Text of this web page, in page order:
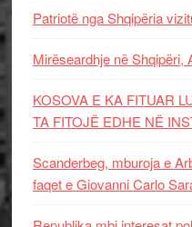
Patriotë nga Shqipëria
Mirëseardhje në Shqipëri,
KOSOVA E KA FITUAR
TA FITOJË EDHE NË
Scanderbeg, mburoja e
faqet e Giovanni Carlo